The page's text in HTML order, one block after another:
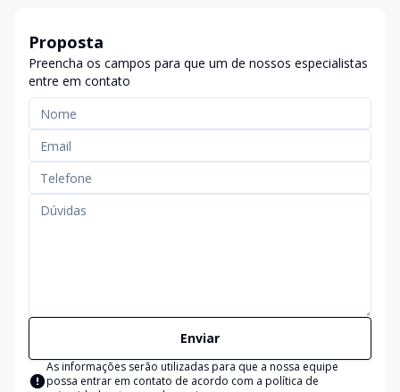
Proposta
Preencha os campos para que um de nossos especialistas
entre em contato
Enviar
As informações serão utilizadas para que a nossa equipe
possa entrar em contato de acordo com a política de